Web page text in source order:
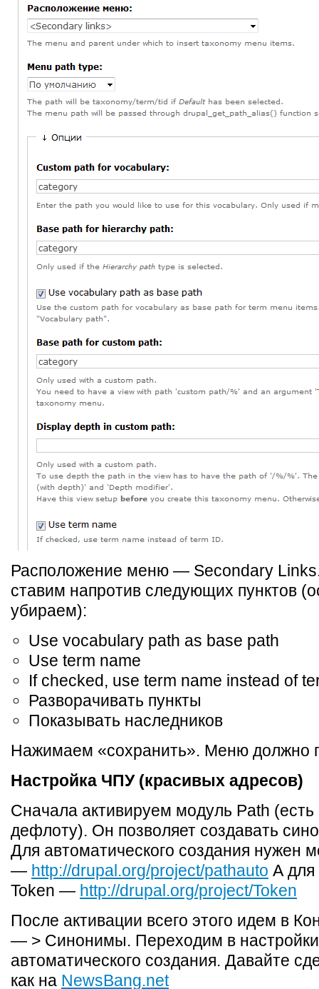
Расположение меню — Secondary
ставим напротив следующих пунктов
убираем):
Use vocabulary path as base path
Use term name
If checked, use term name instead of
Разворачивать пункты
Показывать наследников
Нажимаем «сохранить». Меню должно
Настройка ЧПУ (красивых адресов)
Сначала активируем модуль Path (есть
дефлоту). Он позволяет создавать
Для автоматического создания нужен
— http://drupal.org/project/pathauto А для
Token — http://drupal.org/project/Token
После активации всего этого идем в
— > Синонимы. Переходим в настройки
автоматического создания. Давайте
как на NewsBang.net